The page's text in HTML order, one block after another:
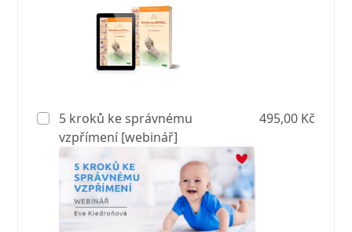
5 kroků ke správnému
vzpřímení [webinář]
495,00 Kč